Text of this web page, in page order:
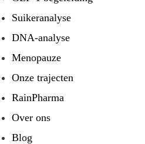
Suikeranalyse
DNA-analyse
Menopauze
Onze trajecten
RainPharma
Over ons
Blog